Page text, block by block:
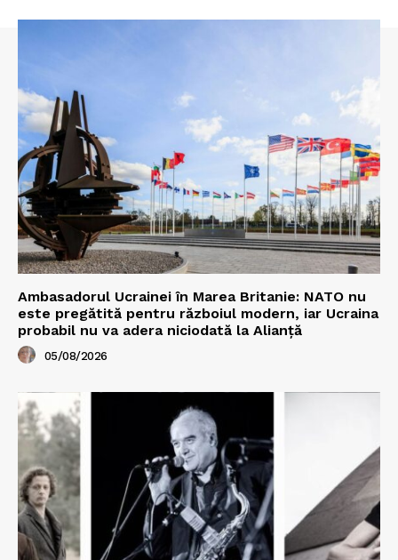
Ambasadorul Ucrainei în Marea Britanie: NATO nu
este pregătită pentru războiul modern, iar Ucraina
probabil nu va adera niciodată la Alianță
05/08/2026